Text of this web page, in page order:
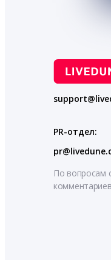
PR-отдел:
По вопросам